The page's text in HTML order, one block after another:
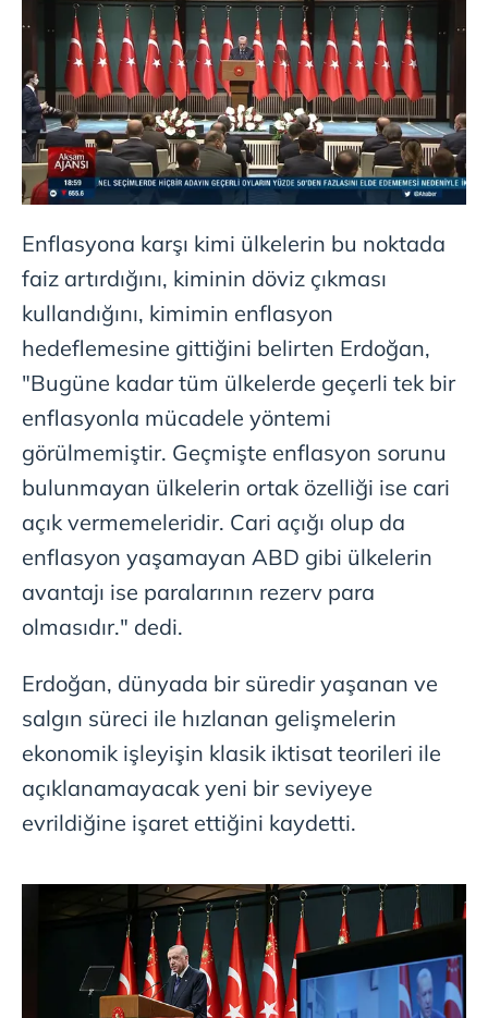
Enflasyona karşı kimi ülkelerin bu noktada
faiz artırdığını, kiminin döviz çıkması
kullandığını, kimimin enflasyon
hedeflemesine gittiğini belirten Erdoğan,
"Bugüne kadar tüm ülkelerde geçerli tek bir
enflasyonla mücadele yöntemi
görülmemiştir. Geçmişte enflasyon sorunu
bulunmayan ülkelerin ortak özelliği ise cari
açık vermemeleridir. Cari açığı olup da
enflasyon yaşamayan ABD gibi ülkelerin
avantajı ise paralarının rezerv para
olmasıdır." dedi.
Erdoğan, dünyada bir süredir yaşanan ve
salgın süreci ile hızlanan gelişmelerin
ekonomik işleyişin klasik iktisat teorileri ile
açıklanamayacak yeni bir seviyeye
evrildiğine işaret ettiğini kaydetti.